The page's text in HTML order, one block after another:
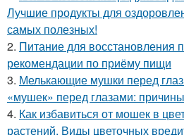
Лучшие продукты для
самых полезных!
2. Питание для восстановления
рекомендации по приёму пищи
3. Мелькающие мушки перед
«мушек» перед глазами:
4. Как избавиться от мошек в
растений. Виды цветочных